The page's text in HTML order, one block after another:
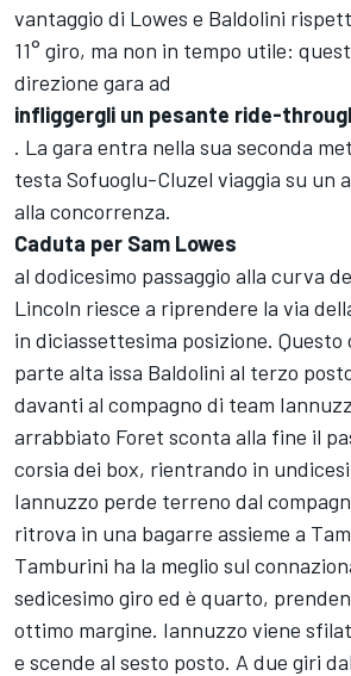
vantaggio di Lowes e Baldolini
11° giro, ma non in tempo utile:
direzione gara ad
infliggergli un pesante ride-
. La gara entra nella sua seconda
testa Sofuoglu-Cluzel viaggia su un
alla concorrenza.
Caduta per Sam Lowes
al dodicesimo passaggio alla curva
Lincoln riesce a riprendere la via
in diciassettesima posizione. Questo
parte alta issa Baldolini al terzo
davanti al compagno di team
arrabbiato Foret sconta alla fine il
corsia dei box, rientrando in
Iannuzzo perde terreno dal
ritrova in una bagarre assieme a
Tamburini ha la meglio sul
sedicesimo giro ed è quarto,
ottimo margine. Iannuzzo viene
e scende al sesto posto. A due giri